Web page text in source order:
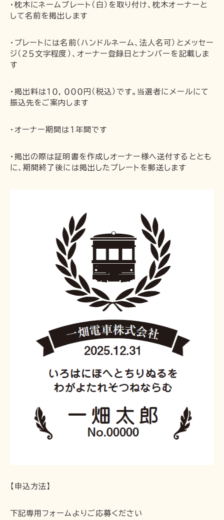
FAX 0853-62-3384
お問い合わせ
・枕木にネームプレート（白）を取り付け、枕木オーナーと
して名前を掲出します
・プレートには名前（ハンドルネーム、法人名可）とメッセー
ジ（２５文字程度）、オーナー登録日とナンバーを記載しま
す
・掲出料は１０，０００円（税込）です。当選者にメールにて
振込先をご案内します
・オーナー期間は１年間です
・掲出の際は証明書を作成しオーナー様へ送付するととも
に、期間終了後には掲出したプレートを郵送します
【申込方法】
下記専用フォームよりご応募ください